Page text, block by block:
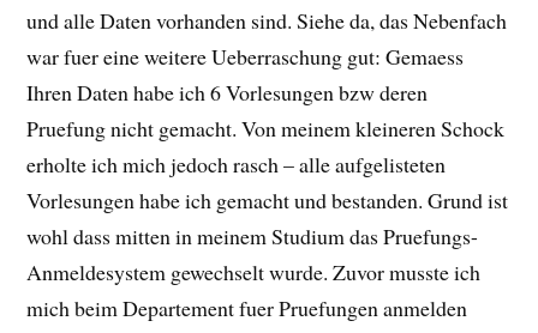
und alle Daten vorhanden sind. Siehe da, das Nebenfach
war fuer eine weitere Ueberraschung gut: Gemaess
Ihren Daten habe ich 6 Vorlesungen bzw deren
Pruefung nicht gemacht. Von meinem kleineren Schock
erholte ich mich jedoch rasch – alle aufgelisteten
Vorlesungen habe ich gemacht und bestanden. Grund ist
wohl dass mitten in meinem Studium das Pruefungs-
Anmeldesystem gewechselt wurde. Zuvor musste ich
mich beim Departement fuer Pruefungen anmelden